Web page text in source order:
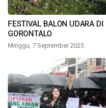
FESTIVAL BALON UDARA DI
GORONTALO
Minggu, 7 September 2025